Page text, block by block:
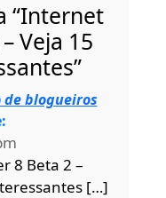
“Internet
Veja 15
de blogueiros
8 Beta 2 –
[…]